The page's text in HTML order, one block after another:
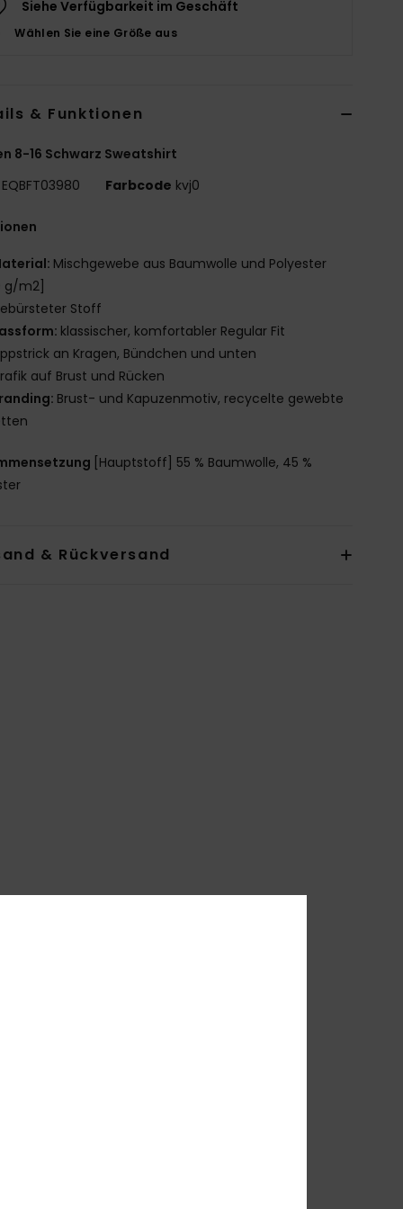
Siehe Verfügbarkeit im Geschäft
Wählen Sie eine Größe aus
& Funktionen
8-16 Schwarz Sweatshirt
EQBFT03980 Farbcode kvj0
Mischgewebe aus Baumwolle und Polyester
g/m2]
Stoff
klassischer, komfortabler Regular Fit
an Kragen, Bündchen und unten
auf Brust und Rücken
Brust- und Kapuzenmotiv, recycelte gewebte
[Hauptstoff] 55 % Baumwolle, 45 %
& Rückversand